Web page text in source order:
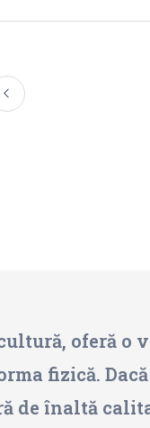
oferă o
fizică.
de înaltă